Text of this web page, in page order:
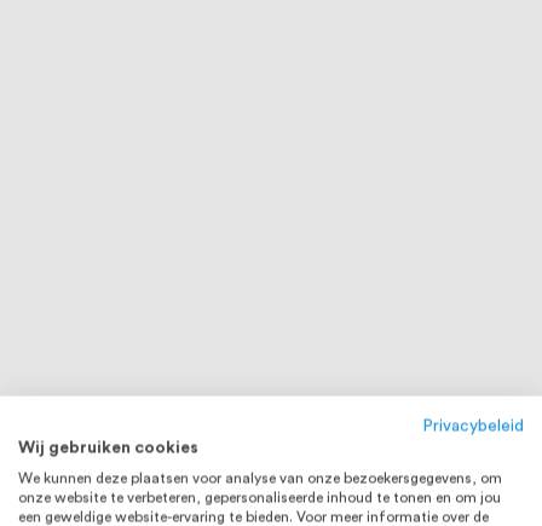
Privacybeleid
Wij gebruiken cookies
We kunnen deze plaatsen voor analyse van onze bezoekersgegevens, om
onze website te verbeteren, gepersonaliseerde inhoud te tonen en om jou
een geweldige website-ervaring te bieden. Voor meer informatie over de